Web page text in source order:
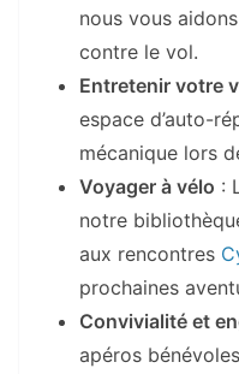
nous vous
contre le vol.
Entretenir votre
espace d’auto-
mécanique lors
Voyager à vélo :
notre
aux rencontres
prochaines
Convivialité et
apéros